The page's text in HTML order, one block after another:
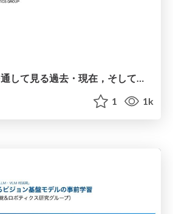
-SSII技術マップを通して見る過去・現在，そして未来-
1 1k